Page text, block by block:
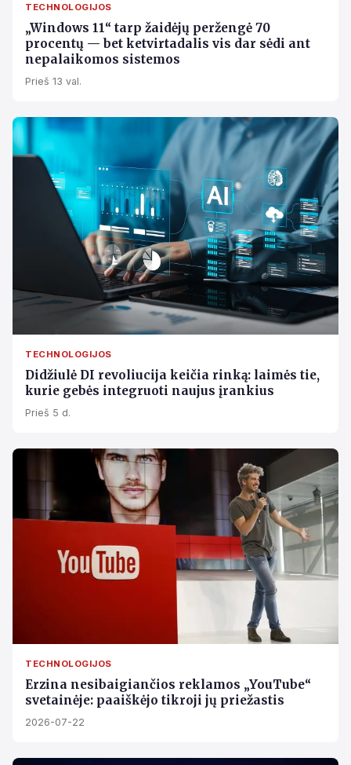
TECHNOLOGIJOS
„Windows 11“ tarp žaidėjų peržengė 70
procentų — bet ketvirtadalis vis dar sėdi ant
nepalaikomos sistemos
Prieš 13 val.
TECHNOLOGIJOS
Didžiulė DI revoliucija keičia rinką: laimės tie,
kurie gebės integruoti naujus įrankius
Prieš 5 d.
TECHNOLOGIJOS
Erzina nesibaigiančios reklamos „YouTube“
svetainėje: paaiškėjo tikroji jų priežastis
2026-07-22